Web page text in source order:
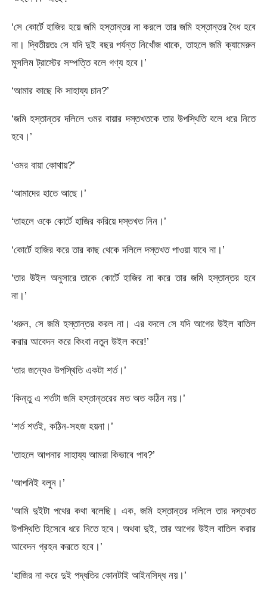
‘সে কোর্টে হাজির হয়ে জমি হস্তান্তর না করলে তার জমি হস্তান্তর বৈধ হবে
না। দ্বিতীয়তঃ সে যদি দুই বছর পর্যন্ত নিখোঁজ থাকে, তাহলে জমি ক্যামেরুন
মুসলিম ট্রাস্টের সম্পত্তি বলে গণ্য হবে।’
‘আমার কাছে কি সাহায্য চান?’
‘জমি হস্তান্তর দলিলে ওমর বায়ার দস্তখতকে তার উপস্থিতি বলে ধরে নিতে
হবে।’
‘ওমর বায়া কোথায়?’
‘আমাদের হাতে আছে।’
‘তাহলে ওকে কোর্টে হাজির করিয়ে দস্তখত নিন।’
‘কোর্টে হাজির করে তার কাছ থেকে দলিলে দস্তখত পাওয়া যাবে না।’
‘তার উইল অনুসারে তাকে কোর্টে হাজির না করে তার জমি হস্তান্তর হবে
না।’
‘ধরুন, সে জমি হস্তান্তর করল না। এর বদলে সে যদি আগের উইল বাতিল
করার আবেদন করে কিংবা নতুন উইল করে!’
‘তার জন্যেও উপস্থিতি একটা শর্ত।’
‘কিন্তু এ শর্তটা জমি হস্তান্তরের মত অত কঠিন নয়।’
‘শর্ত শর্তই, কঠিন-সহজ হয়না।’
‘তাহলে আপনার সাহায্য আমরা কিভাবে পাব?’
‘আপনিই বলুন।’
‘আমি দুইটা পথের কথা বলেছি। এক, জমি হস্তান্তর দলিলে তার দস্তখত
উপস্থিতি হিসেবে ধরে নিতে হবে। অথবা দুই, তার আগের উইল বাতিল করার
আবেদন গ্রহন করতে হবে।’
‘হাজির না করে দুই পদ্ধতির কোনটাই আইনসিদ্ধ নয়।’